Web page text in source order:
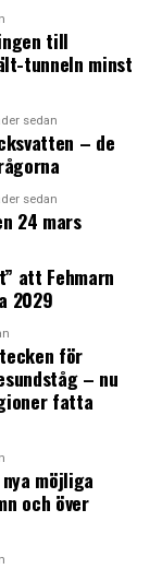
på
som är
2011 och
och efter 2011
därför
under
gör.
något om
sitt jobb på
till
tunneln minst
sedan
– de
sedan
24 mars
att Fehmarn
2029
för
– nu
fatta
möjliga
och över